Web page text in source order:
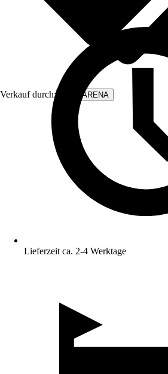
Verkauf durch: WALLARENA
Lieferzeit ca. 2-4 Werktage